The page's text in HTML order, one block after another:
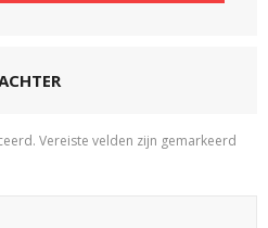
Vereiste velden zijn gemarkeerd